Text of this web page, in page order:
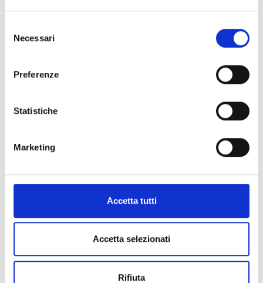
delNecessari
Preferenze
Statistiche
Marketing
Accetta tutti
Accetta selezionati
Rifiuta
Corso di Perfezionamento